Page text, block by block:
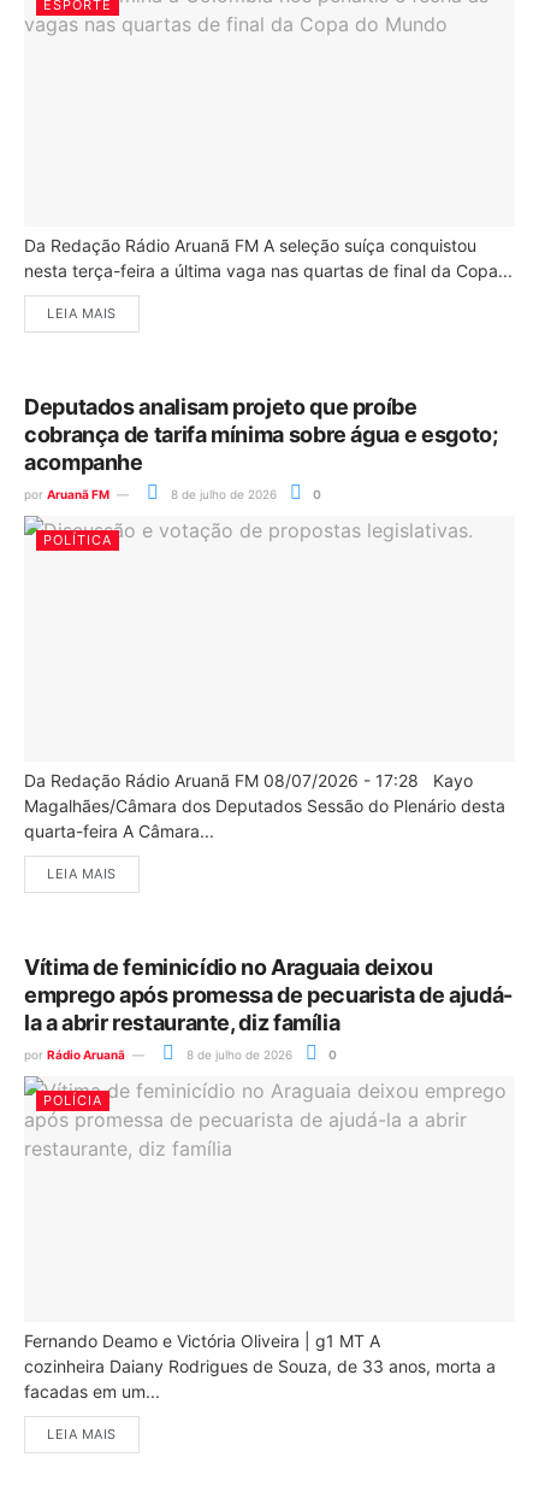
ESPORTE
Da Redação Rádio Aruanã FM A seleção suíça conquistou
nesta terça-feira a última vaga nas quartas de final da Copa...
LEIA MAIS
Deputados analisam projeto que proíbe
cobrança de tarifa mínima sobre água e esgoto;
acompanhe
por Aruanã FM 8 de julho de 2026 0
POLÍTICA
Da Redação Rádio Aruanã FM 08/07/2026 - 17:28 Kayo
Magalhães/Câmara dos Deputados Sessão do Plenário desta
quarta-feira A Câmara...
LEIA MAIS
Vítima de feminicídio no Araguaia deixou
emprego após promessa de pecuarista de ajudá-
la a abrir restaurante, diz família
por Rádio Aruanã 8 de julho de 2026 0
POLÍCIA
Fernando Deamo e Victória Oliveira | g1 MT A
cozinheira Daiany Rodrigues de Souza, de 33 anos, morta a
facadas em um...
LEIA MAIS